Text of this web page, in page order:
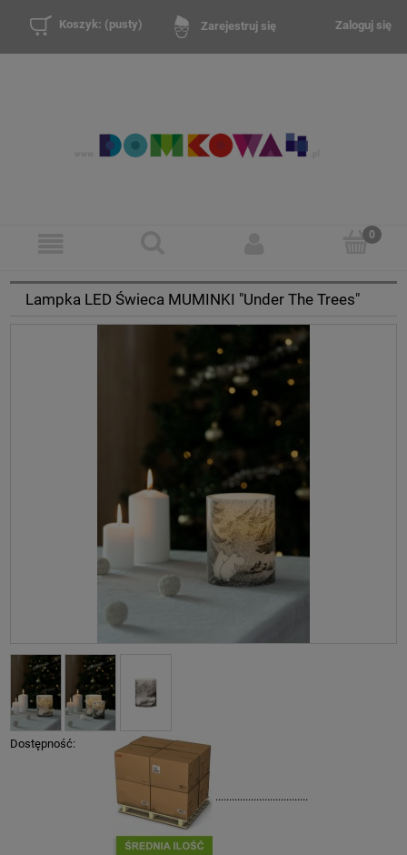
Zarejestruj się Zaloguj się
Koszyk: (pusty)
Lampka LED Świeca MUMINKI "Under The Trees"
Dostępność:
..................................